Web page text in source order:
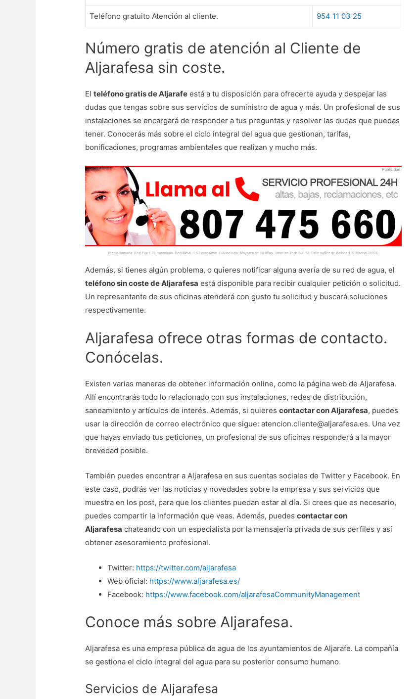
Teléfono gratuito Atención al cliente. 954 11 03 25
Número gratis de atención al Cliente de
Aljarafesa sin coste.
Elteléfono gratis de Aljarafe está a tu disposición para ofrecerte ayuda y despejar las
dudas que tengas sobre sus servicios de suministro de agua y más. Un profesional de sus
instalaciones se encargará de responder a tus preguntas y resolver las dudas que puedas
tener. Conocerás más sobre el ciclo integral del agua que gestionan, tarifas,
bonificaciones, programas ambientales que realizan y mucho más.
Además, si tienes algún problema, o quieres notificar alguna avería de su red de agua, el
teléfono sin coste de Aljarafesa está disponible para recibir cualquier petición o solicitud.
Un representante de sus oficinas atenderá con gusto tu solicitud y buscará soluciones
respectivamente.
Aljarafesa ofrece otras formas de contacto.
Conócelas.
Existen varias maneras de obtener información online, como la página web de Aljarafesa.
Allí encontrarás todo lo relacionado con sus instalaciones, redes de distribución,
saneamiento y artículos de interés. Además, si quierescontactar con Aljarafesa, puedes
usar la dirección de correo electrónico que sigue: atencion.cliente@aljarafesa.es. Una vez
que hayas enviado tus peticiones, un profesional de sus oficinas responderá a la mayor
brevedad posible.
También puedes encontrar a Aljarafesa en sus cuentas sociales de Twitter y Facebook. En
este caso, podrás ver las noticias y novedades sobre la empresa y sus servicios que
muestra en los post, para que los clientes puedan estar al día. Si crees que es necesario,
puedes compartir la información que veas. Además, puedescontactar con
Aljarafesa chateando con un especialista por la mensajería privada de sus perfiles y así
obtener asesoramiento profesional.
Twitter: https://twitter.com/aljarafesa
Web oficial: https://www.aljarafesa.es/
Facebook: https://www.facebook.com/aljarafesaCommunityManagement
Conoce más sobre Aljarafesa.
Aljarafesa es una empresa pública de agua de los ayuntamientos de Aljarafe. La compañía
se gestiona el ciclo integral del agua para su posterior consumo humano.
Servicios de Aljarafesa